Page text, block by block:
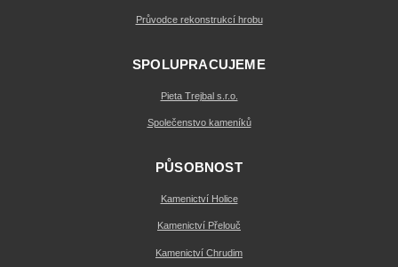
Průvodce rekonstrukcí hrobu
SPOLUPRACUJEME
Pieta Trejbal s.r.o.
Společenstvo kameníků
PŮSOBNOST
Kamenictví Holice
Kamenictví Přelouč
Kamenictví Chrudim